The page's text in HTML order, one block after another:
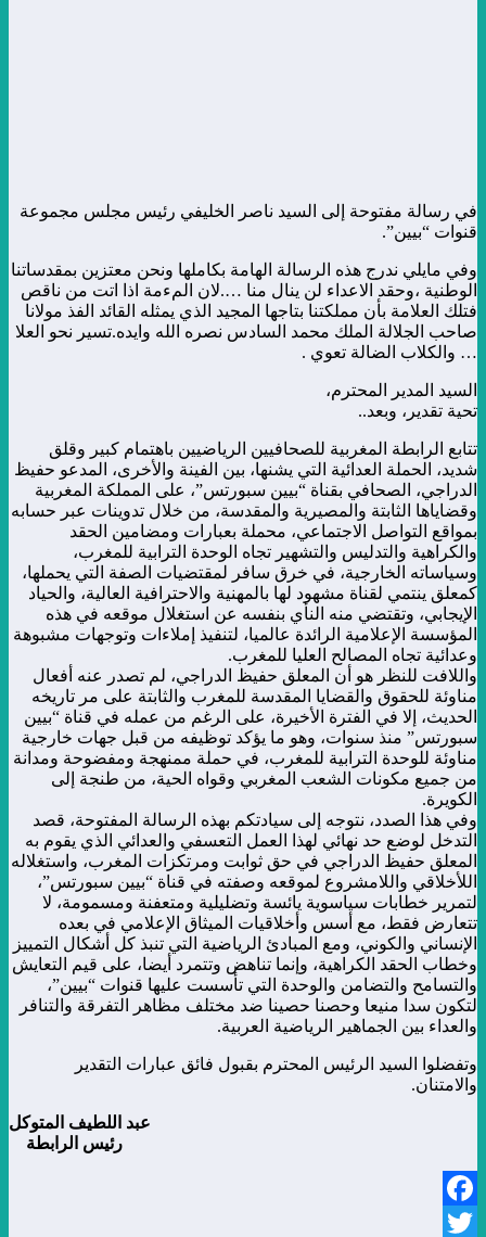
في رسالة مفتوحة إلى السيد ناصر الخليفي رئيس مجلس مجموعة
قنوات “بيين”.
وفي مايلي ندرج هذه الرسالة الهامة بكاملها ونحن معتزين بمقدساتنا
الوطنية ،وحقد الاعداء لن ينال منا ….لان المءمة اذا اتت من ناقص
فتلك العلامة بأن مملكتنا بتاجها المجيد الذي يمثله القائد الفذ مولانا
صاحب الجلالة الملك محمد السادس نصره الله وايده.تسير نحو العلا
… والكلاب الضالة تعوي .
السيد المدير المحترم،
تحية تقدير، وبعد..
تتابع الرابطة المغربية للصحافيين الرياضيين باهتمام كبير وقلق
شديد، الحملة العدائية التي يشنها، بين الفينة والأخرى، المدعو حفيظ
الدراجي، الصحافي بقناة “بيين سبورتس”، على المملكة المغربية
وقضاياها الثابتة والمصيرية والمقدسة، من خلال تدوينات عبر حسابه
بمواقع التواصل الاجتماعي، محملة بعبارات ومضامين الحقد
والكراهية والتدليس والتشهير تجاه الوحدة الترابية للمغرب،
وسياساته الخارجية، في خرق سافر لمقتضيات الصفة التي يحملها،
كمعلق ينتمي لقناة مشهود لها بالمهنية والاحترافية العالية، والحياد
الإيجابي، وتقتضي منه النأي بنفسه عن استغلال موقعه في هذه
المؤسسة الإعلامية الرائدة عالميا، لتنفيذ إملاءات وتوجهات مشبوهة
وعدائية تجاه المصالح العليا للمغرب.
واللافت للنظر هو أن المعلق حفيظ الدراجي، لم تصدر عنه أفعال
مناوئة للحقوق والقضايا المقدسة للمغرب والثابتة على مر تاريخه
الحديث، إلا في الفترة الأخيرة، على الرغم من عمله في قناة “بيين
سبورتس” منذ سنوات، وهو ما يؤكد توظيفه من قبل جهات خارجية
مناوئة للوحدة الترابية للمغرب، في حملة ممنهجة ومفضوحة ومدانة
من جميع مكونات الشعب المغربي وقواه الحية، من طنجة إلى
الكويرة.
وفي هذا الصدد، نتوجه إلى سيادتكم بهذه الرسالة المفتوحة، قصد
التدخل لوضع حد نهائي لهذا العمل التعسفي والعدائي الذي يقوم به
المعلق حفيظ الدراجي في حق ثوابت ومرتكزات المغرب، واستغلاله
اللأخلاقي واللامشروع لموقعه وصفته في قناة “بيين سبورتس”،
لتمرير خطابات سياسوية يائسة وتضليلية ومتعفنة ومسمومة، لا
تتعارض فقط، مع أسس وأخلاقيات الميثاق الإعلامي في بعده
الإنساني والكوني، ومع المبادئ الرياضية التي تنبذ كل أشكال التمييز
وخطاب الحقد الكراهية، وإنما تناهض وتتمرد أيضا، على قيم التعايش
والتسامح والتضامن والوحدة التي تأسست عليها قنوات “بيين”،
لتكون سدا منيعا وحصنا حصينا ضد مختلف مظاهر التفرقة والتنافر
والعداء بين الجماهير الرياضية العربية.
وتفضلوا السيد الرئيس المحترم بقبول فائق عبارات التقدير
والامتنان.
عبد اللطيف المتوكل
رئيس الرابطة
Facebook